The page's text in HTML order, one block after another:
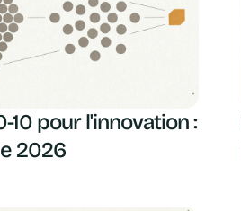
10 pour l'innovation :
2026